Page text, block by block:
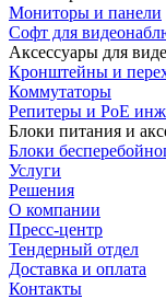
Мониторы и панели
Софт для
Аксессуары для
Кронштейны и
Коммутаторы
Репитеры и PoE
Блоки питания и
Блоки
Услуги
Решения
О компании
Пресс-центр
Тендерный отдел
Доставка и оплата
Контакты